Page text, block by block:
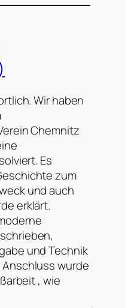
Wir haben
Chemnitz
Es
zum
und auch
erklärt.
und Technik
Anschluss wurde
, wie